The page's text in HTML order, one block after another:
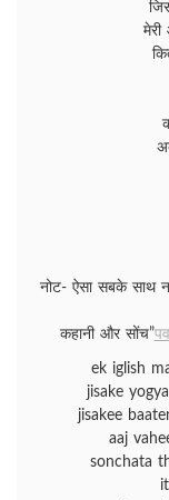
नोट- ऐसा सबके साथ
कहानी और सोंच”
ek iglish
jisake
jisakee
aaj
sonchata